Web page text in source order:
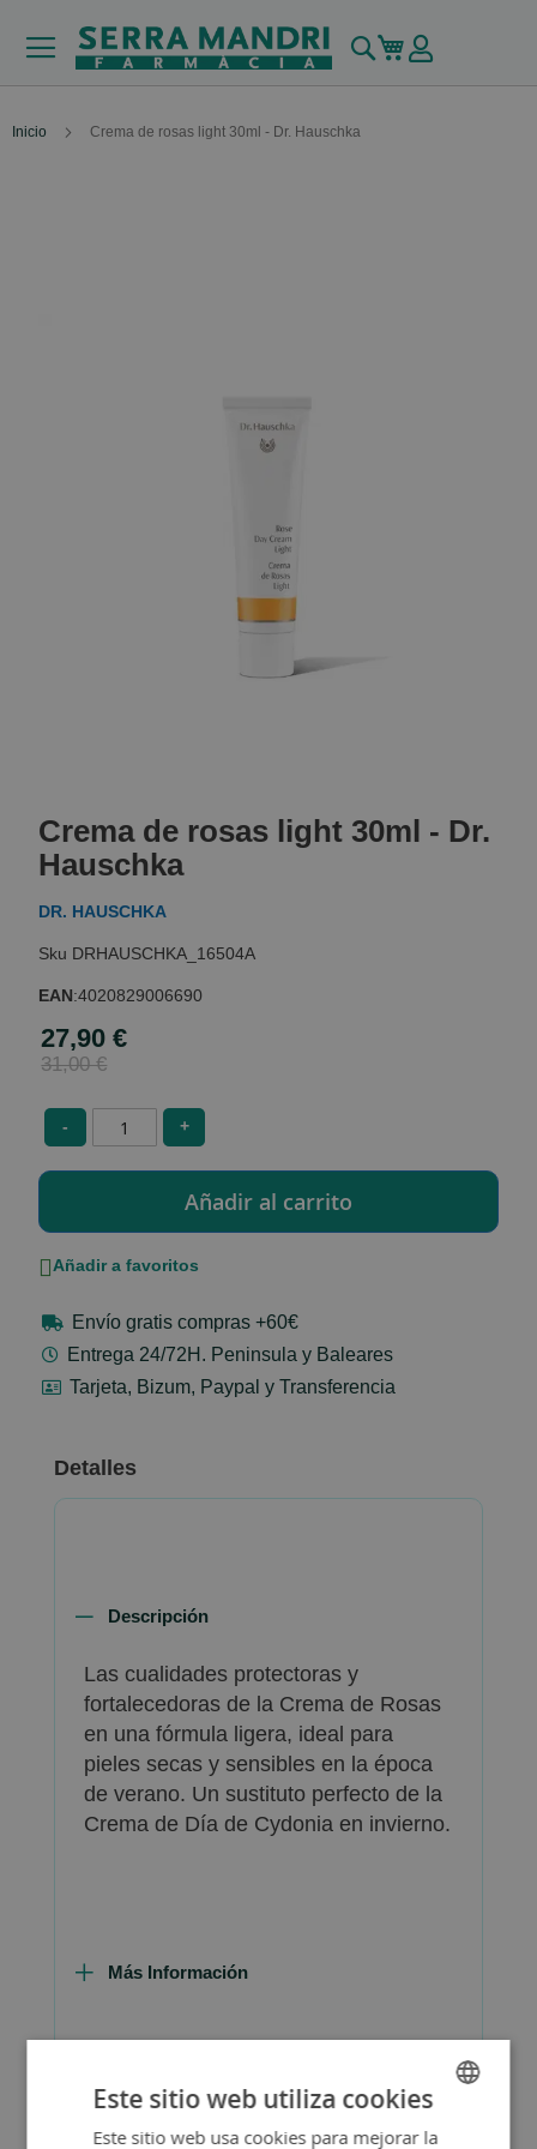
Buscar
Mi carrito
Inicio Crema de rosas light 30ml - Dr. Hauschka
the
beginning
of
the
gallery
Crema de rosas light 30ml - Dr.
Hauschka
DR. HAUSCHKA
DRHAUSCHKA_16504A
EAN:4020829006690
Special
Price
27,90 €
31,00 €
- +
Añadir a favoritos
Envío gratis compras +60€
Entrega 24/72H. Peninsula y Baleares
Tarjeta, Bizum, Paypal y Transferencia
Detalles
Descripción
Las cualidades protectoras y
fortalecedoras de la Crema de Rosas
en una fórmula ligera, ideal para
pieles secas y sensibles en la época
de verano. Un sustituto perfecto de la
Crema de Día de Cydonia en invierno.
Más Información
SPANISH
Este sitio web utiliza cookies
Este sitio web usa cookies para mejorar la